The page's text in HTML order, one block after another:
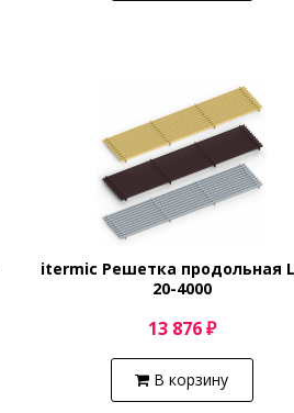
itermic Решетка продольная
20-4000
13 876 ₽
В корзину